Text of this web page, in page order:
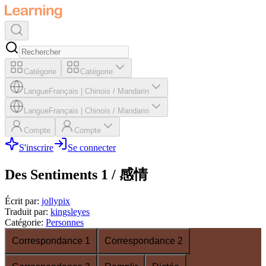
Catégorie Catégorie
LangueFrançais Chinois / Mandarin
LangueFrançais Chinois / Mandarin
Compte Compte
S'inscrire Se connecter
Des Sentiments 1 / 感情
Écrit par: jollypix
Traduit par: kingsleyes
Catégorie: Personnes
Correspondance 1
Correspondance 2